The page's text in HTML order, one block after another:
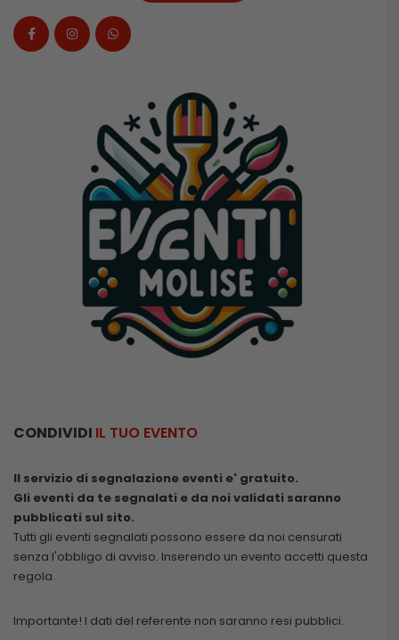
CONDIVIDI IL TUO EVENTO
Il servizio di segnalazione eventi e' gratuito.
Gli eventi da te segnalati e da noi validati saranno
pubblicati sul sito.
Tutti gli eventi segnalati possono essere da noi censurati
senza l'obbligo di avviso. Inserendo un evento accetti questa
regola.
Importante! I dati del referente non saranno resi pubblici.